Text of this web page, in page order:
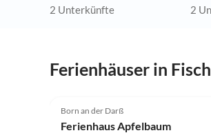
2 Unterkünfte 2
Ferienhäuser in
Born an der Darß
Ferienhaus Apfelbaum